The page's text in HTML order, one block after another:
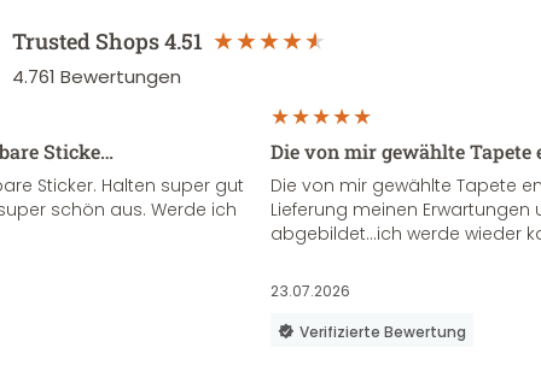
Trusted Shops4.51
4.761 Bewertungen
Sticke…
Sticker. Halten super gut
schön aus. Werde ich
Die von mir gewählte
Die von mir gewählte Tapete
Lieferung meinen Erwartungen
abgebildet...ich werde wieder
23.07.2026
Verifizierte Bewertung